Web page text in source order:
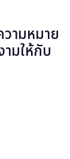
ามหมาย
มให้กับ